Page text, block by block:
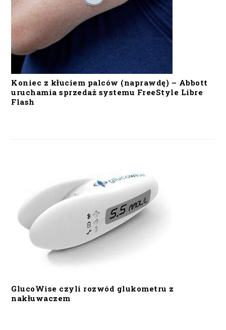
Koniec z kłuciem palców (naprawdę) – Abbott
uruchamia sprzedaż systemu FreeStyle Libre
Flash
GlucoWise czyli rozwód glukometru z
nakłuwaczem